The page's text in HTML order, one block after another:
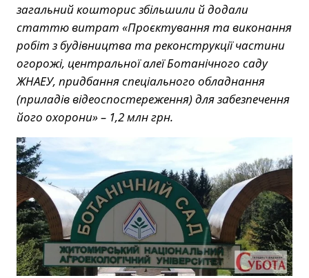
загальний кошторис збільшили й додали
статтю витрат «Проєктування та виконання
робіт з будівництва та реконструкції частини
огорожі, центральної алеї Ботанічного саду
ЖНАЕУ, придбання спеціального обладнання
(приладів відеоспостереження) для забезпечення
його охорони» – 1,2 млн грн.